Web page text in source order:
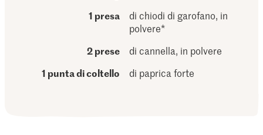
1 presa
di chiodi di garofano, in
polvere*
2 prese
di cannella, in polvere
1 punta di coltello
di paprica forte